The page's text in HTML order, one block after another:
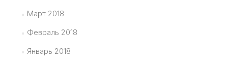
Март 2018
Февраль 2018
Январь 2018